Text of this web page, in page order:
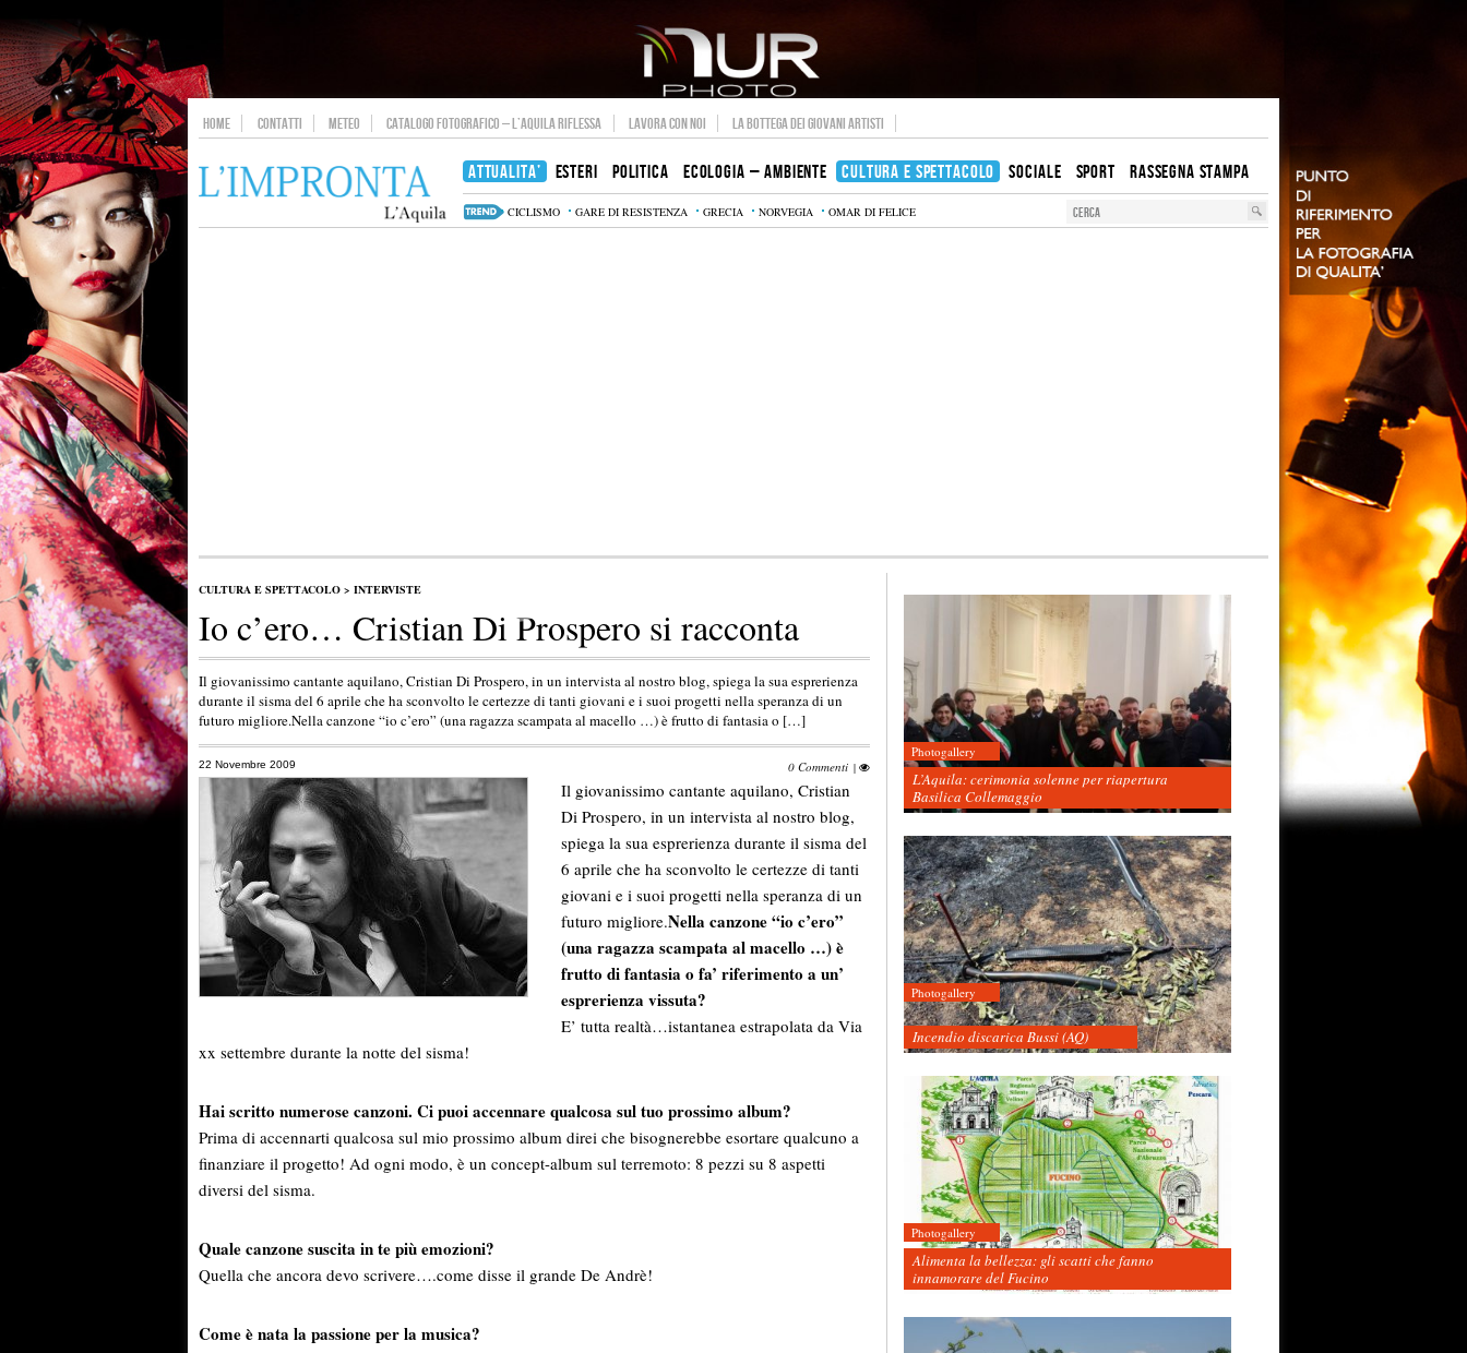
HOME CONTATTI METEO CATALOGO FOTOGRAFICO – L’AQUILA RIFLESSA LAVORA CON NOI LA BOTTEGA DEI GIOVANI ARTISTI
ATTUALITA’ ESTERI POLITICA ECOLOGIA – AMBIENTE CULTURA E SPETTACOLO SOCIALE SPORT RASSEGNA STAMPA
CICLISMO GARE DI RESISTENZA GRECIA NORVEGIA OMAR DI FELICE
CULTURA E SPETTACOLO > INTERVISTE
Io c’ero… Cristian Di Prospero si racconta
Il giovanissimo cantante aquilano, Cristian Di Prospero, in un intervista al nostro blog, spiega la sua esprerienza
durante il sisma del 6 aprile che ha sconvolto le certezze di tanti giovani e i suoi progetti nella speranza di un
futuro migliore.Nella canzone “io c’ero” (una ragazza scampata al macello …) è frutto di fantasia o […]
22 Novembre 2009 0 Commenti |
Il giovanissimo cantante aquilano, Cristian
Di Prospero, in un intervista al nostro blog,
spiega la sua esprerienza durante il sisma del
6 aprile che ha sconvolto le certezze di tanti
giovani e i suoi progetti nella speranza di un
futuro migliore.Nella canzone “io c’ero”
(una ragazza scampata al macello …) è
frutto di fantasia o fa’ riferimento a un’
esprerienza vissuta?
E’ tutta realtà…istantanea estrapolata da Via
xx settembre durante la notte del sisma!
Hai scritto numerose canzoni. Ci puoi accennare qualcosa sul tuo prossimo album?
Prima di accennarti qualcosa sul mio prossimo album direi che bisognerebbe esortare qualcuno a
finanziare il progetto! Ad ogni modo, è un concept-album sul terremoto: 8 pezzi su 8 aspetti
diversi del sisma.
Quale canzone suscita in te più emozioni?
Quella che ancora devo scrivere….come disse il grande De Andrè!
Come è nata la passione per la musica?
Photogallery
L’Aquila: cerimonia solenne per riapertura
Basilica Collemaggio
Photogallery
Incendio discarica Bussi (AQ)
Photogallery
Alimenta la bellezza: gli scatti che fanno
innamorare del Fucino